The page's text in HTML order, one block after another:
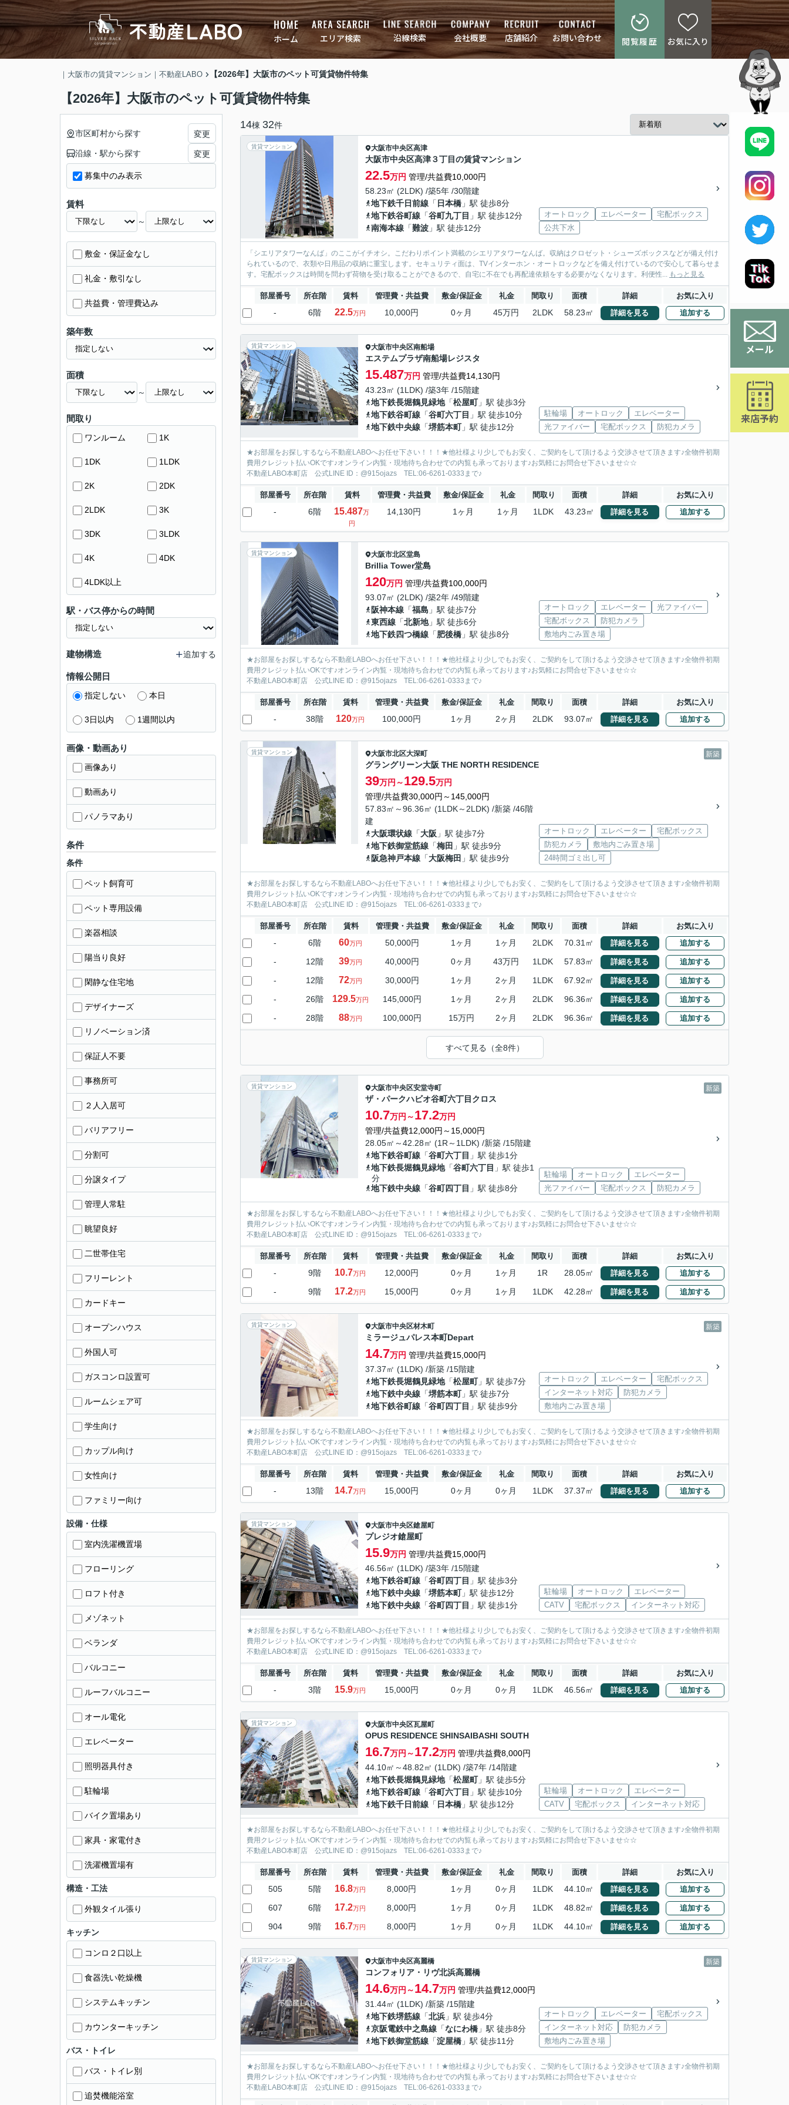
ホーム エリア検索 沿線検索 会社概要 店舗紹介 お問い合わせ 閲覧履歴 お気に入り
メール
来店予約
｜大阪市の賃貸マンション｜不動産LABO 【2026年】大阪市のペット可賃貸物件特集
【2026年】大阪市のペット可賃貸物件特集
14棟 32件
賃貸マンション 大阪市中央区高津
大阪市中央区高津３丁目の賃貸マンション
22.5万円 管理/共益費10,000円
58.23㎡ (2LDK) /築5年 /30階建
地下鉄千日前線 「 日本橋 」駅 徒歩8分
地下鉄谷町線 「谷町九丁目 」駅 徒歩12分
南海本線 「難波 」駅 徒歩12分
オートロック エレベーター
宅配ボックス
公共下水
「シエリアタワーなんば」のここがイチオシ。こだわりポイント満載のシエリアタワーなんば。収納はクロゼット・シューズボックスなどが備え付け
られているので、衣類や日用品の収納に重宝します。セキュリティ面は、TVインターホン・オートロックなどを備え付けているので安心して暮らせま
す。宅配ボックスは時間を問わず荷物を受け取ることができるので、自宅に不在でも再配達依頼をする必要がなくなります。利便性... もっと見る
部屋番号 所在階 賃料 管理費・共益費 敷金/保証金 礼金 間取り 面積 詳細 お気に入り
- 6階 22.5万円 10,000円 0ヶ月 45万円 2LDK 58.23㎡ 詳細を見る 追加する
賃貸マンション 大阪市中央区南船場
エステムプラザ南船場レジスタ
15.487万円 管理/共益費14,130円
43.23㎡ (1LDK) /築3年 /15階建
地下鉄長堀鶴見緑地「松屋町」駅 徒歩3分
地下鉄谷町線 「谷町六丁目 」駅 徒歩10分
地下鉄中央線 「堺筋本町」駅 徒歩12分
駐輪場 オートロック
エレベーター
光ファイバー
宅配ボックス 防犯カメラ
★お部屋をお探しするなら不動産LABOへお任せ下さい！！！★他社様より少しでもお安く、ご契約をして頂けるよう交渉させて頂きます♪全物件初期
費用クレジット払いOKです♪オンライン内覧・現地待ち合わせでの内覧も承っております♪お気軽にお問合せ下さいませ☆☆
不動産LABO本町店 公式LINE ID：@915ojazs TEL:06-6261-0333まで♪
部屋番号 所在階 賃料 管理費・共益費 敷金/保証金 礼金 間取り 面積 詳細 お気に入り
- 6階 15.487万
円
14,130円 1ヶ月 1ヶ月 1LDK 43.23㎡ 詳細を見る 追加する
賃貸マンション 大阪市北区堂島
Brillia Tower堂島
120万円 管理/共益費100,000円
93.07㎡ (2LDK) /築2年 /49階建
阪神本線 「福島 」駅 徒歩7分
東西線 「北新地」駅 徒歩6分
地下鉄四つ橋線 「肥後橋 」駅 徒歩8分
オートロック エレベーター
光ファイバー
宅配ボックス
防犯カメラ
敷地内ごみ置き場
★お部屋をお探しするなら不動産LABOへお任せ下さい！！！★他社様より少しでもお安く、ご契約をして頂けるよう交渉させて頂きます♪全物件初期
費用クレジット払いOKです♪オンライン内覧・現地待ち合わせでの内覧も承っております♪お気軽にお問合せ下さいませ☆☆
不動産LABO本町店 公式LINE ID：@915ojazs TEL:06-6261-0333まで♪
部屋番号 所在階 賃料 管理費・共益費 敷金/保証金 礼金 間取り 面積 詳細 お気に入り
- 38階 120万円 100,000円 1ヶ月 2ヶ月 2LDK 93.07㎡ 詳細を見る 追加する
賃貸マンション 新築
大阪市北区大深町
グラングリーン大阪 THE NORTH RESIDENCE
39万円～129.5万円
管理/共益費30,000円～145,000円
57.83㎡～96.36㎡ (1LDK～2LDK) /新築 /46階
建
大阪環状線 「大阪 」駅 徒歩7分
地下鉄御堂筋線 「梅田 」駅 徒歩9分
阪急神戸本線 「大阪梅田 」駅 徒歩9分
オートロック エレベーター
宅配ボックス
防犯カメラ
敷地内ごみ置き場
24時間ゴミ出し可
★お部屋をお探しするなら不動産LABOへお任せ下さい！！！★他社様より少しでもお安く、ご契約をして頂けるよう交渉させて頂きます♪全物件初期
費用クレジット払いOKです♪オンライン内覧・現地待ち合わせでの内覧も承っております♪お気軽にお問合せ下さいませ☆☆
不動産LABO本町店 公式LINE ID：@915ojazs TEL:06-6261-0333まで♪
部屋番号 所在階 賃料 管理費・共益費 敷金/保証金 礼金 間取り 面積 詳細 お気に入り
- 6階 60万円 50,000円 1ヶ月 1ヶ月 2LDK 70.31㎡ 詳細を見る 追加する
- 12階 39万円 40,000円 0ヶ月 43万円 1LDK 57.83㎡ 詳細を見る 追加する
- 12階 72万円 30,000円 1ヶ月 2ヶ月 1LDK 67.92㎡ 詳細を見る 追加する
- 26階 129.5万円 145,000円 1ヶ月 2ヶ月 2LDK 96.36㎡ 詳細を見る 追加する
- 28階 88万円 100,000円 15万円 2ヶ月 2LDK 96.36㎡ 詳細を見る 追加する
すべて見る（全8件）
賃貸マンション 新築
大阪市中央区安堂寺町
ザ・パークハビオ谷町六丁目クロス
10.7万円～17.2万円
管理/共益費12,000円～15,000円
28.05㎡～42.28㎡ (1R～1LDK) /新築 /15階建
地下鉄谷町線 「谷町六丁目 」駅 徒歩1分
地下鉄長堀鶴見緑地「谷町六丁目 」駅 徒歩1
分
地下鉄中央線 「谷町四丁目 」駅 徒歩8分
駐輪場 オートロック
エレベーター
光ファイバー
宅配ボックス 防犯カメラ
★お部屋をお探しするなら不動産LABOへお任せ下さい！！！★他社様より少しでもお安く、ご契約をして頂けるよう交渉させて頂きます♪全物件初期
費用クレジット払いOKです♪オンライン内覧・現地待ち合わせでの内覧も承っております♪お気軽にお問合せ下さいませ☆☆
不動産LABO本町店 公式LINE ID：@915ojazs TEL:06-6261-0333まで♪
部屋番号 所在階 賃料 管理費・共益費 敷金/保証金 礼金 間取り 面積 詳細 お気に入り
- 9階 10.7万円 12,000円 0ヶ月 1ヶ月 1R 28.05㎡ 詳細を見る 追加する
- 9階 17.2万円 15,000円 0ヶ月 1ヶ月 1LDK 42.28㎡ 詳細を見る 追加する
賃貸マンション 新築
大阪市中央区材木町
ミラージュパレス本町Depart
14.7万円 管理/共益費15,000円
37.37㎡ (1LDK) /新築 /15階建
地下鉄長堀鶴見緑地「松屋町」駅 徒歩7分
地下鉄中央線 「堺筋本町」駅 徒歩7分
地下鉄谷町線 「谷町四丁目 」駅 徒歩9分
オートロック エレベーター
宅配ボックス
インターネット対応
防犯カメラ
敷地内ごみ置き場
★お部屋をお探しするなら不動産LABOへお任せ下さい！！！★他社様より少しでもお安く、ご契約をして頂けるよう交渉させて頂きます♪全物件初期
費用クレジット払いOKです♪オンライン内覧・現地待ち合わせでの内覧も承っております♪お気軽にお問合せ下さいませ☆☆
不動産LABO本町店 公式LINE ID：@915ojazs TEL:06-6261-0333まで♪
部屋番号 所在階 賃料 管理費・共益費 敷金/保証金 礼金 間取り 面積 詳細 お気に入り
- 13階 14.7万円 15,000円 0ヶ月 0ヶ月 1LDK 37.37㎡ 詳細を見る 追加する
賃貸マンション 大阪市中央区鎗屋町
プレジオ鎗屋町
15.9万円 管理/共益費15,000円
46.56㎡ (1LDK) /築3年 /15階建
地下鉄谷町線 「谷町四丁目 」駅 徒歩3分
地下鉄中央線 「堺筋本町」駅 徒歩12分
地下鉄中央線 「谷町四丁目 」駅 徒歩1分
駐輪場 オートロック
エレベーター
CATV
宅配ボックス インターネット対応
★お部屋をお探しするなら不動産LABOへお任せ下さい！！！★他社様より少しでもお安く、ご契約をして頂けるよう交渉させて頂きます♪全物件初期
費用クレジット払いOKです♪オンライン内覧・現地待ち合わせでの内覧も承っております♪お気軽にお問合せ下さいませ☆☆
不動産LABO本町店 公式LINE ID：@915ojazs TEL:06-6261-0333まで♪
部屋番号 所在階 賃料 管理費・共益費 敷金/保証金 礼金 間取り 面積 詳細 お気に入り
- 3階 15.9万円 15,000円 0ヶ月 0ヶ月 1LDK 46.56㎡ 詳細を見る 追加する
賃貸マンション 大阪市中央区瓦屋町
OPUS RESIDENCE SHINSAIBASHI SOUTH
16.7万円～17.2万円 管理/共益費8,000円
44.10㎡～48.82㎡ (1LDK) /築7年 /14階建
地下鉄長堀鶴見緑地「松屋町」駅 徒歩5分
地下鉄谷町線 「谷町六丁目 」駅 徒歩10分
地下鉄千日前線 「 日本橋 」駅 徒歩12分
駐輪場 オートロック
エレベーター
CATV
宅配ボックス インターネット対応
★お部屋をお探しするなら不動産LABOへお任せ下さい！！！★他社様より少しでもお安く、ご契約をして頂けるよう交渉させて頂きます♪全物件初期
費用クレジット払いOKです♪オンライン内覧・現地待ち合わせでの内覧も承っております♪お気軽にお問合せ下さいませ☆☆
不動産LABO本町店 公式LINE ID：@915ojazs TEL:06-6261-0333まで♪
部屋番号 所在階 賃料 管理費・共益費 敷金/保証金 礼金 間取り 面積 詳細 お気に入り
505 5階 16.8万円 8,000円 1ヶ月 0ヶ月 1LDK 44.10㎡ 詳細を見る 追加する
607 6階 17.2万円 8,000円 1ヶ月 0ヶ月 1LDK 48.82㎡ 詳細を見る 追加する
904 9階 16.7万円 8,000円 1ヶ月 0ヶ月 1LDK 44.10㎡ 詳細を見る 追加する
賃貸マンション 新築
大阪市中央区高麗橋
コンフォリア・リヴ北浜高麗橋
14.6万円～14.7万円 管理/共益費12,000円
31.44㎡ (1LDK) /新築 /15階建
地下鉄堺筋線 「北浜 」駅 徒歩4分
京阪電鉄中之島線 「なにわ橋 」駅 徒歩8分
地下鉄御堂筋線 「淀屋橋 」駅 徒歩11分
オートロック エレベーター
宅配ボックス
インターネット対応
防犯カメラ
敷地内ごみ置き場
★お部屋をお探しするなら不動産LABOへお任せ下さい！！！★他社様より少しでもお安く、ご契約をして頂けるよう交渉させて頂きます♪全物件初期
費用クレジット払いOKです♪オンライン内覧・現地待ち合わせでの内覧も承っております♪お気軽にお問合せ下さいませ☆☆
不動産LABO本町店 公式LINE ID：@915ojazs TEL:06-6261-0333まで♪
市区町村から探す 変更
沿線・駅から探す 変更
募集中のみ表示
賃料
～
敷金・保証金なし
礼金・敷引なし
共益費・管理費込み
築年数
面積
～
間取り
ワンルーム 1K
1DK 1LDK
2K 2DK
2LDK 3K
3DK 3LDK
4K 4DK
4LDK以上
駅・バス停からの時間
建物構造 追加する
情報公開日
指定しない 本日
3日以内 1週間以内
画像・動画あり
画像あり
動画あり
パノラマあり
条件
条件
ペット飼育可
ペット専用設備
楽器相談
陽当り良好
閑静な住宅地
デザイナーズ
リノベーション済
保証人不要
事務所可
２人入居可
バリアフリー
分割可
分譲タイプ
管理人常駐
眺望良好
二世帯住宅
フリーレント
カードキー
オープンハウス
外国人可
ガスコンロ設置可
ルームシェア可
学生向け
カップル向け
女性向け
ファミリー向け
設備・仕様
室内洗濯機置場
フローリング
ロフト付き
メゾネット
ベランダ
バルコニー
ルーフバルコニー
オール電化
エレベーター
照明器具付き
駐輪場
バイク置場あり
家具・家電付き
洗濯機置場有
構造・工法
外観タイル張り
キッチン
コンロ２口以上
食器洗い乾燥機
システムキッチン
カウンターキッチン
バス・トイレ
バス・トイレ別
追焚機能浴室